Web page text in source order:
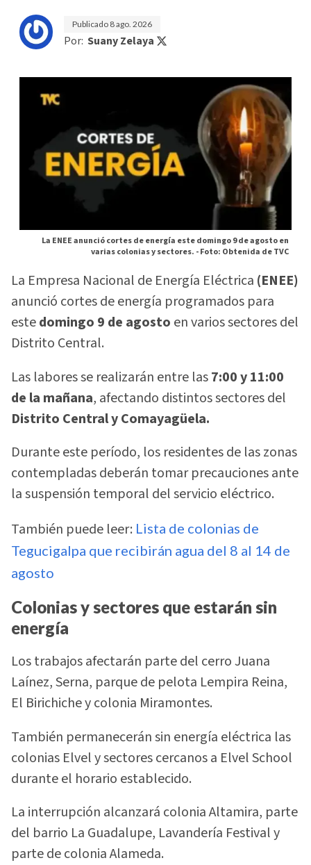
Publicado 8 ago. 2026
Por: Suany Zelaya
La ENEE anunció cortes de energía este domingo 9 de agosto en
varias colonias y sectores. -Foto: Obtenida de TVC
La Empresa Nacional de Energía Eléctrica (ENEE)
anunció cortes de energía programados para
estedomingo 9 de agosto en varios sectores del
Distrito Central.
Las labores se realizarán entre las7:00 y 11:00
de la mañana, afectando distintos sectores del
Distrito Central y Comayagüela.
Durante este período, los residentes de las zonas
contempladas deberán tomar precauciones ante
la suspensión temporal del servicio eléctrico.
También puede leer: Lista de colonias de
Tegucigalpa que recibirán agua del 8 al 14 de
agosto
Colonias y sectores que estarán sin
energía
Los trabajos afectarán parte del cerro Juana
Laínez, Serna, parque de pelota Lempira Reina,
El Birichiche y colonia Miramontes.
También permanecerán sin energía eléctrica las
colonias Elvel y sectores cercanos a Elvel School
durante el horario establecido.
La interrupción alcanzará colonia Altamira, parte
del barrio La Guadalupe, Lavandería Festival y
parte de colonia Alameda.